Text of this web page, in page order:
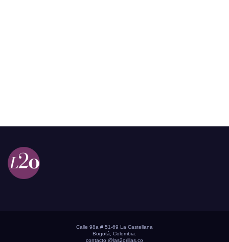
Calle 98a # 51-69 La Castellana
Bogotá, Colombia.
contacto @las2orillas.co